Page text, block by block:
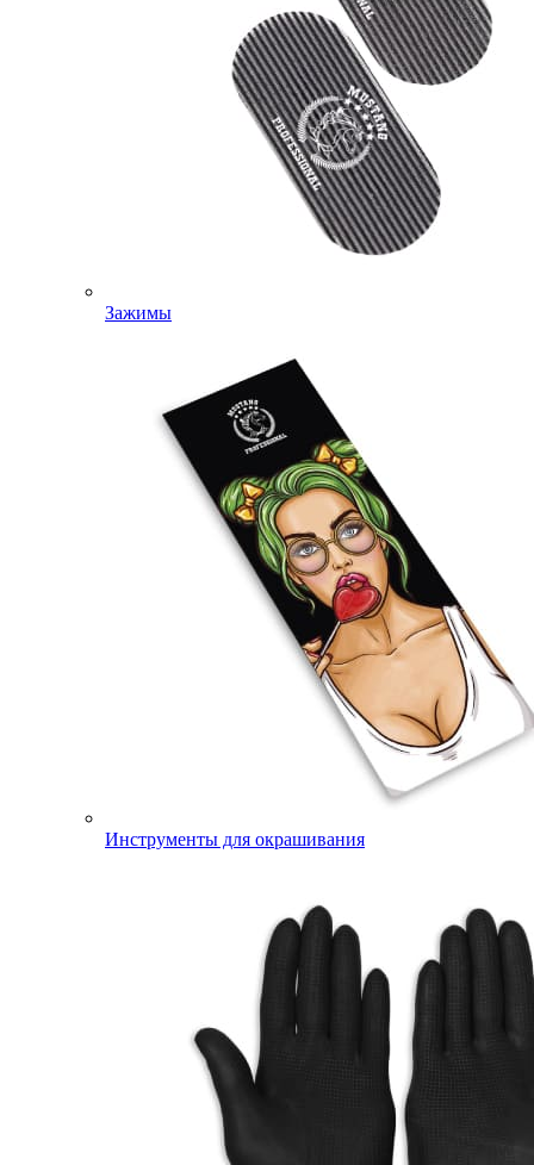
Зажимы
Инструменты для окрашивания